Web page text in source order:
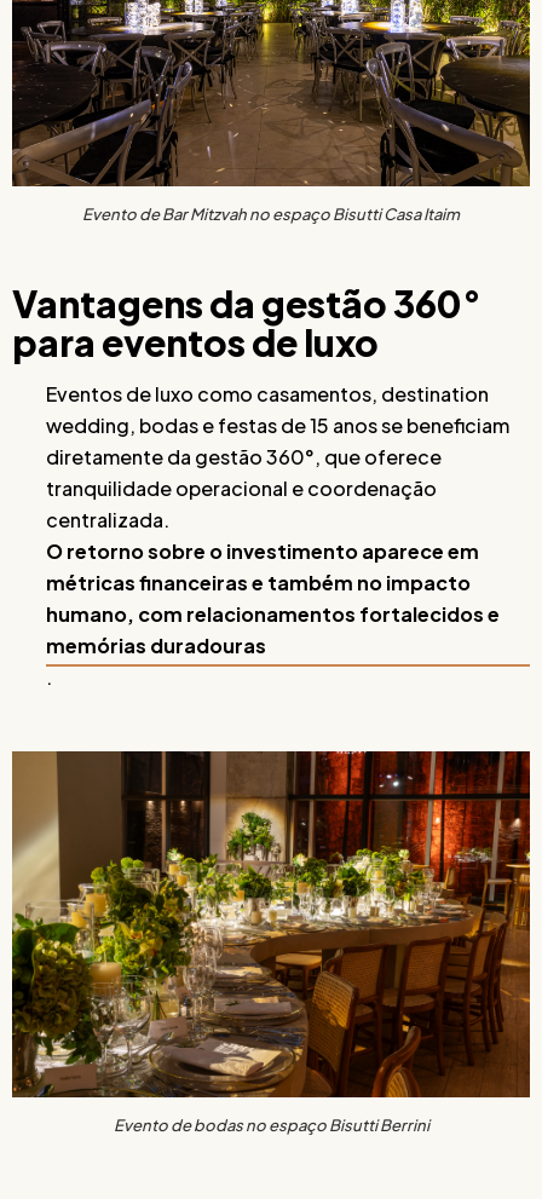
Evento de Bar Mitzvah no espaço Bisutti Casa Itaim
Vantagens da gestão 360°
para eventos de luxo
Eventos de luxo como casamentos, destination
wedding, bodas e festas de 15 anos se beneficiam
diretamente da gestão 360°, que oferece
tranquilidade operacional e coordenação
centralizada.
O retorno sobre o investimento aparece em
métricas financeiras e também no impacto
humano, com relacionamentos fortalecidos e
memórias duradouras
.
Evento de bodas no espaço Bisutti Berrini